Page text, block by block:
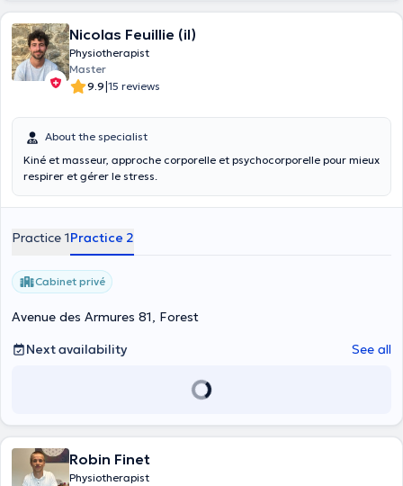
Nicolas Feuillie (il)
Physiotherapist
Master
9.9|15 reviews
About the specialist
Kiné et masseur, approche corporelle et psychocorporelle pour mieux
respirer et gérer le stress.
Practice 1Practice 2
Cabinet privé
Avenue des Armures 81, Forest
Next availability
See all
Robin Finet
Physiotherapist